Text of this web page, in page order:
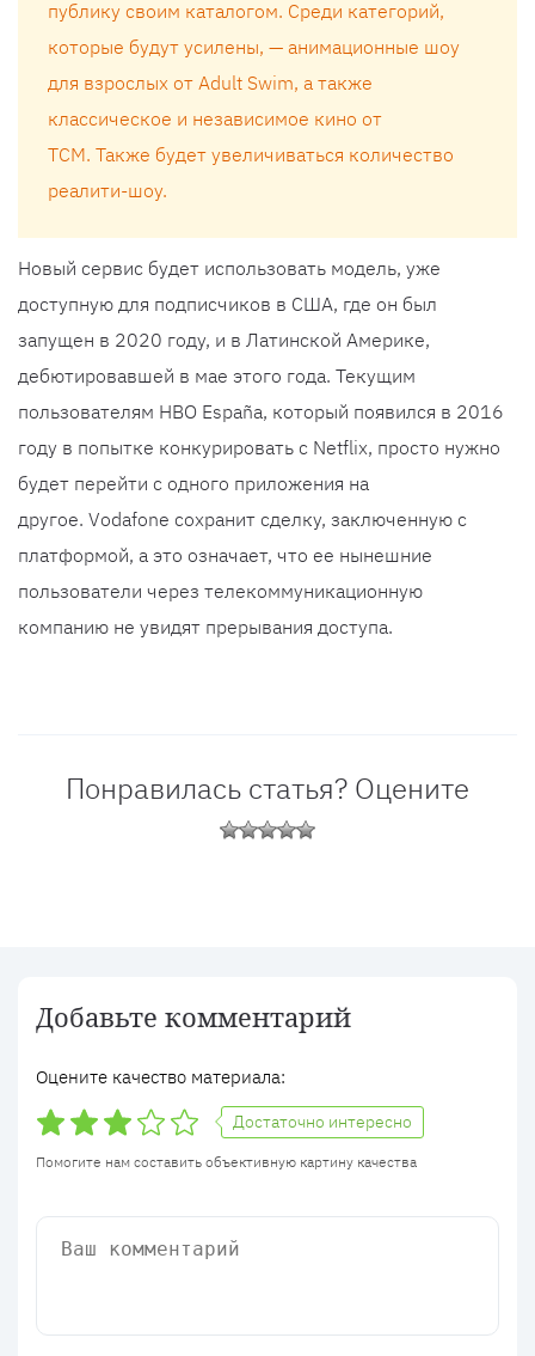
публику своим каталогом. Среди категорий,
которые будут усилены, — анимационные шоу
для взрослых от Adult Swim, а также
классическое и независимое кино от
TCM. Также будет увеличиваться количество
реалити-шоу.
Новый сервис будет использовать модель, уже
доступную для подписчиков в США, где он был
запущен в 2020 году, и в Латинской Америке,
дебютировавшей в мае этого года. Текущим
пользователям HBO España, который появился в 2016
году в попытке конкурировать с Netflix, просто нужно
будет перейти с одного приложения на
другое. Vodafone сохранит сделку, заключенную с
платформой, а это означает, что ее нынешние
пользователи через телекоммуникационную
компанию не увидят прерывания доступа.
Понравилась статья? Оцените
Добавьте комментарий
Оцените качество материала:
Достаточно интересно
Помогите нам составить объективную картину качества